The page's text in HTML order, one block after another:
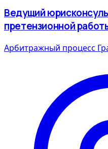
Ведущий
претензионной
Арбитражный процесс